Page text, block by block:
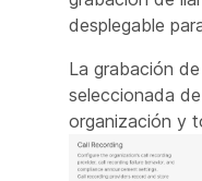
desplegable
La grabación
seleccionada
organización y